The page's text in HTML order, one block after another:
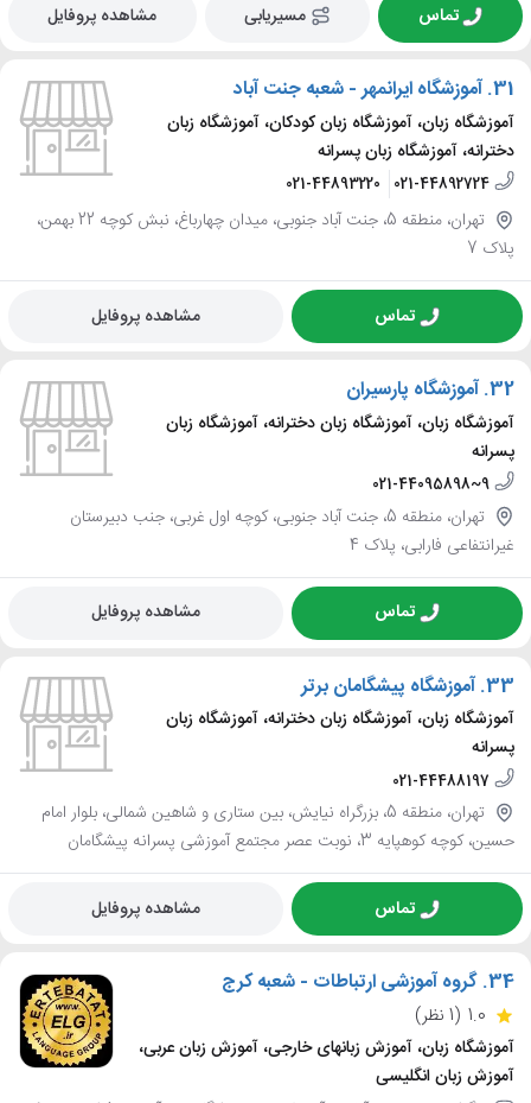
تماس مسیریابی مشاهده پروفایل
31. آموزشگاه ایرانمهر - شعبه جنت آباد
آموزشگاه زبان، آموزشگاه زبان کودکان، آموزشگاه زبان
دخترانه، آموزشگاه زبان پسرانه
021-44892724
021-44893220
تهران، منطقه 5، جنت آباد جنوبی، میدان چهارباغ، نبش کوچه 22 بهمن،
پلاک 7
تماس مشاهده پروفایل
32. آموزشگاه پارسیران
آموزشگاه زبان، آموزشگاه زبان دخترانه، آموزشگاه زبان
پسرانه
021-44095898~9
تهران، منطقه 5، جنت آباد جنوبی، کوچه اول غربی، جنب دبیرستان
غیرانتفاعی فارابی، پلاک 4
تماس مشاهده پروفایل
33. آموزشگاه پیشگامان برتر
آموزشگاه زبان، آموزشگاه زبان دخترانه، آموزشگاه زبان
پسرانه
021-44488197
تهران، منطقه 5، بزرگراه نیایش، بین ستاری و شاهین شمالی، بلوار امام
حسین، کوچه کوهپایه 3، نوبت عصر مجتمع آموزشی پسرانه پیشگامان
تماس مشاهده پروفایل
34. گروه آموزشی ارتباطات - شعبه کرج
1.0 (1 نظر)
آموزشگاه زبان، آموزش زبانهای خارجی، آموزش زبان عربی،
آموزش زبان انگلیسی